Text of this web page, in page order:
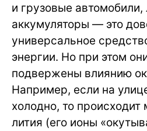
и грузовые
аккумуляторы — это
универсальное
энергии. Но при этом
подвержены влиянию
Например, если на
холодно, то происходит
лития (его ионы